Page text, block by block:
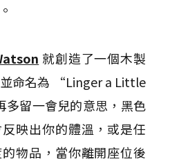
就創造了一個木製
命名為 “Linger a Little
留一會兒的意思，黑色
映出你的體溫，或是任
物品，當你離開座位後